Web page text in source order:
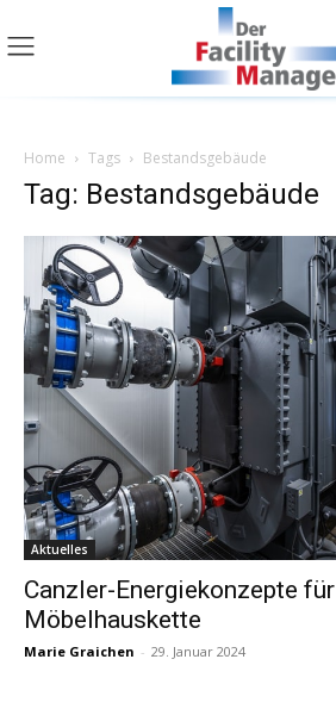
Home Tags Bestandsgebäude
Tag: Bestandsgebäude
Aktuelles
Canzler-Energiekonzepte für
Möbelhauskette
Marie Graichen - 29. Januar 2024